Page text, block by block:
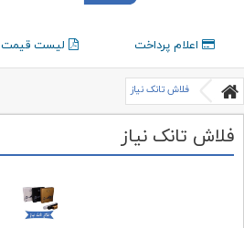
اعلام پرداخت لیست قیمت
فلاش تانک نیاز
فلاش تانک نیاز